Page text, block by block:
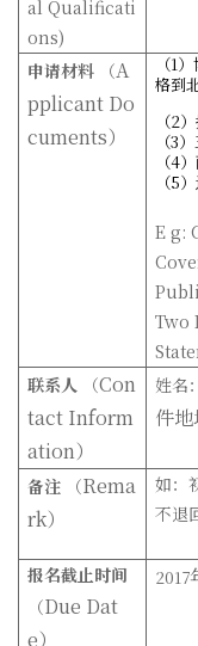
al Qualificati
ons)
申请材料 （A
pplicant Do
cuments）
（1
格到
（2
（3
（4
（5
E g:
Two
联系人
（Con
tact Inform
ation）
姓名
件
备注 （Rema
rk）
如：
不退
报名截止时间
（Due Dat
e）
2017